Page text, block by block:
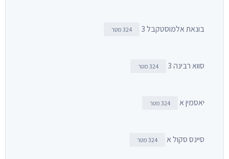
בונאת אלמוסטקבל 3 324 מטר
סווא רבינה 3 324 מטר
יאסמין א 324 מטר
סיינס סקול א 324 מטר